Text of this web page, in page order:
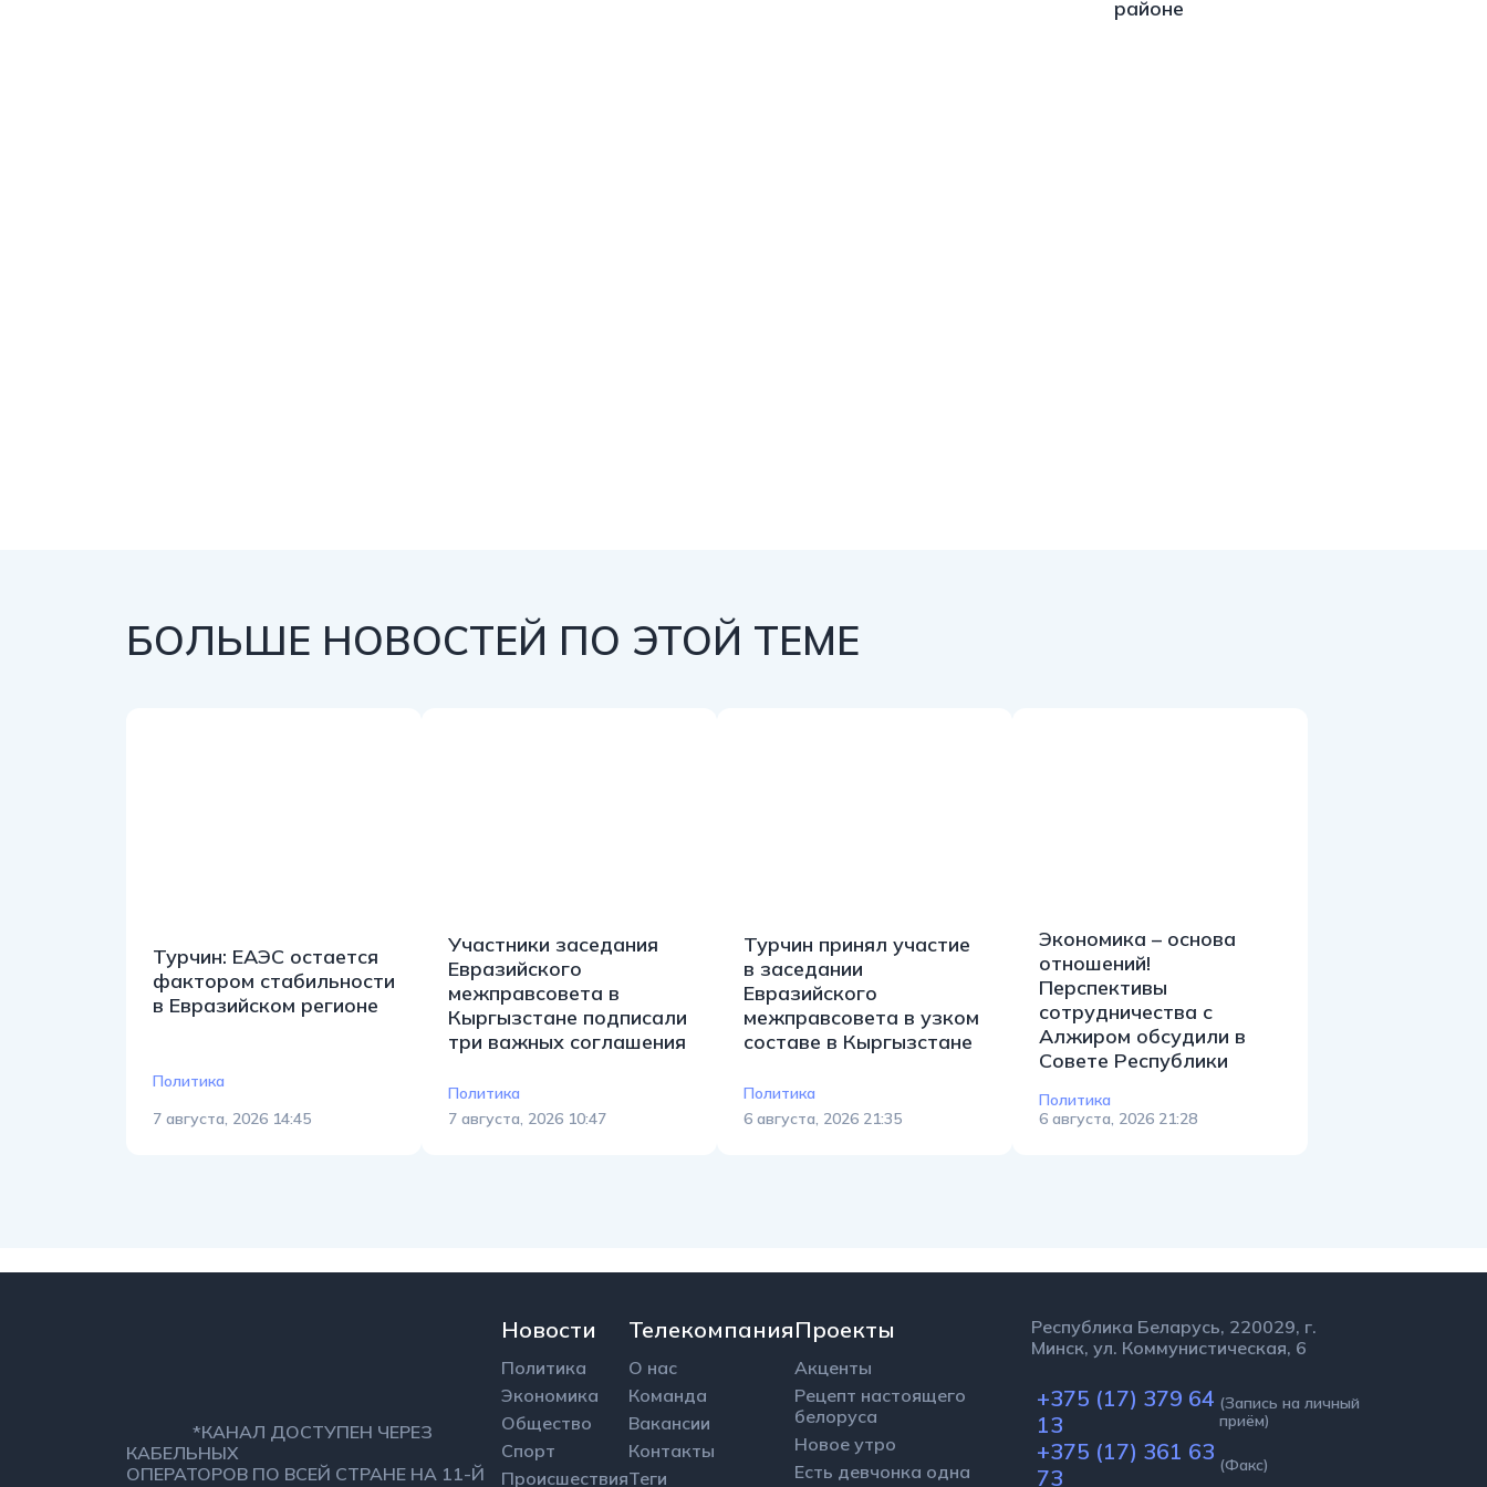
районе
БОЛЬШЕ НОВОСТЕЙ ПО ЭТОЙ ТЕМЕ
Турчин: ЕАЭС остается
фактором стабильности
в Евразийском регионе
Политика
7 августа, 2026 14:45
Участники заседания
Евразийского
межправсовета в
Кыргызстане подписали
три важных соглашения
Политика
7 августа, 2026 10:47
Турчин принял участие
в заседании
Евразийского
межправсовета в узком
составе в Кыргызстане
Политика
6 августа, 2026 21:35
Экономика – основа
отношений!
Перспективы
сотрудничества с
Алжиром обсудили в
Совете Республики
Политика
6 августа, 2026 21:28
*КАНАЛ ДОСТУПЕН ЧЕРЕЗ
КАБЕЛЬНЫХ
ОПЕРАТОРОВ ПО ВСЕЙ СТРАНЕ НА 11-Й
Новости
Политика
Экономика
Общество
Спорт
Происшествия
Телекомпания
О нас
Команда
Вакансии
Контакты
Теги
Проекты
Акценты
Рецепт настоящего
белоруса
Новое утро
Есть девчонка одна
Республика Беларусь, 220029, г.
Минск, ул. Коммунистическая, 6
+375 (17) 379 64
13
(Запись на личный
приём)
+375 (17) 361 63
73
(Факс)